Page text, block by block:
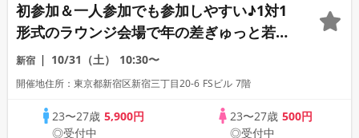
初参加＆一人参加でも参加しやすい♪1対1
形式のラウンジ会場で年の差ぎゅっと若め
の同世代恋活パーティー♪《上質な1対1相
席専用会場》《全席半個室》《飲み放題付
新宿 10/31（土） 10:30〜
開催地住所：東京都新宿区新宿三丁目20-6 FSビル 7階
23〜27歳5,900円
◎受付中
23〜27歳 500円
◎受付中